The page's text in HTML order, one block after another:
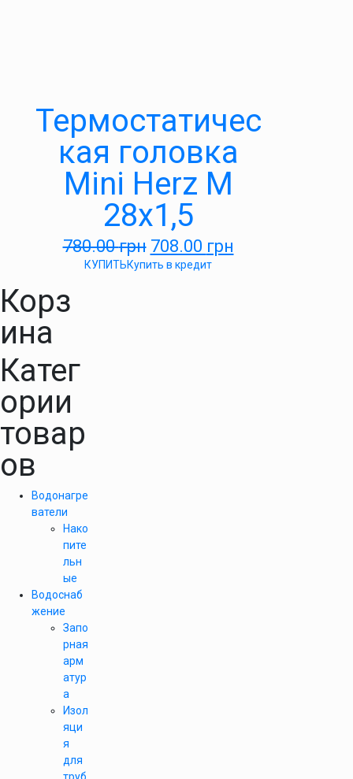
Термостатичес
кая головка
Mini Herz М
28х1,5
780.00грн 708.00 грн
КУПИТЬКупить в кредит
Корз
ина
Катег
ории
товар
ов
Водонагре
ватели
Нако
пите
льн
ые
Водоснаб
жение
Запо
рная
арм
атур
а
Изол
яци
я
для